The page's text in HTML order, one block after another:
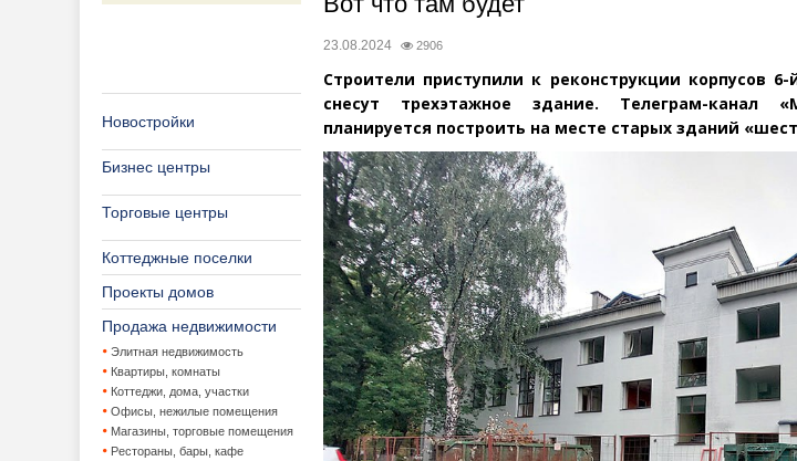
Новостройки
Бизнес центры
Торговые центры
Коттеджные поселки
Проекты домов
Продажа недвижимости
Элитная недвижимость
Квартиры, комнаты
Коттеджи, дома, участки
Офисы, нежилые помещения
Магазины, торговые помещения
Рестораны, бары, кафе
23.08.2024 2906
Строители приступили к реконструкции корпусов
снесут трехэтажное здание. Телеграм-канал
«
планируется построить на месте старых зданий «